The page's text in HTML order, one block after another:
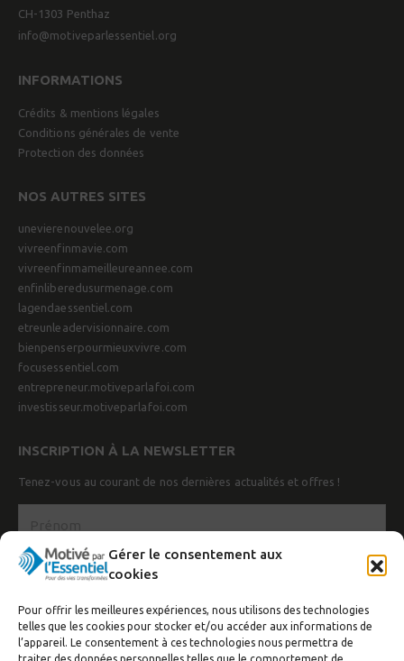
Gérer le consentement aux
cookies
Pour offrir les meilleures expériences, nous utilisons des technologies
telles que les cookies pour stocker et/ou accéder aux informations de
l’appareil. Le consentement à ces technologies nous permettra de
traiter des données personnelles telles que le comportement de
CH-1303 Penthaz
info@motiveparlessentiel.org
INFORMATIONS
Crédits & mentions légales
Conditions générales de vente
Protection des données
NOS AUTRES SITES
unevierenouvelee.org
vivreenfinmavie.com
vivreenfinmameilleureannee.com
enfinliberedusurmenage.com
lagendaessentiel.com
etreunleadervisionnaire.com
bienpenserpourmieuxvivre.com
focusessentiel.com
entrepreneur.motiveparlafoi.com
investisseur.motiveparlafoi.com
INSCRIPTION À LA NEWSLETTER
Tenez-vous au courant de nos dernières actualités et offres !